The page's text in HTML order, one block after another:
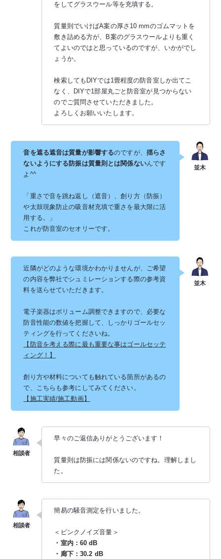
をしてグラスウール等を充填する。
質量則でいけばA案の厚さ10 mmのゴムマットを
敷き詰める方が、B案のグラスウールよりも重く
てよいのではと思っているのですが、いかがでし
ょうか。
検索してもDIYでは1畳程度の防音室しか出てこ
なく、DIYで1部屋丸ごと防音室が見つからない
のでご質問させていただきました。
よろしくお願いいたします。
音を遮る遮音は質量が影響するのですが、 揺らさ
ないようにする防振は質量則とは関係ないんです
よ^^
「重さで音を跳ね返し（遮音）、創り方（防振）
や太鼓現象防止の吸音材充填で重さを最大限に活
用する。」
これが防音室のセオリーです。
近隣がどのような環境かわかりませんが、ご希望
の内容を弊社でシュミレーションする際の参考資
料を送らせていただきます。
電子楽器はボリューム調整できますので、必要な
防音性能の数値を把握して、しっかりゴールセッ
ティングを行ってくださいね。
【防音を考える際に最も重要な事はゴールセッテ
ィング！】
創り方や材料についても触れている箇所があるの
で、こちらも参考にしてみてください。
【施工実績/施工動画】
早々のご返信ありがとうございます！
質量則は防振には関係ないのですね。理解しまし
た。
簡易の騒音測定を行いました。
＜ピンクノイズ音量＞
・室内：60 dB
・廊下：30.2 dB